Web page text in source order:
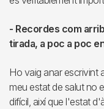
- Recordes com
tirada, a poc a poc
Ho vaig anar escrivint
meu estat de salut no
difícil, així que l'estat